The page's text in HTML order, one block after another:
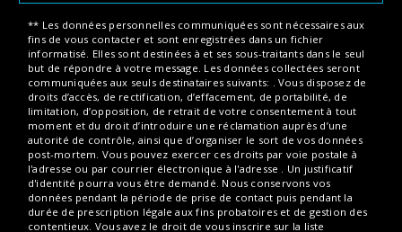
** Les données personnelles communiquées sont nécessaires aux
fins de vous contacter et sont enregistrées dans un fichier
informatisé. Elles sont destinées à et ses sous-traitants dans le seul
but de répondre à votre message. Les données collectées seront
communiquées aux seuls destinataires suivants: . Vous disposez de
droits d’accès, de rectification, d’effacement, de portabilité, de
limitation, d’opposition, de retrait de votre consentement à tout
moment et du droit d’introduire une réclamation auprès d’une
autorité de contrôle, ainsi que d’organiser le sort de vos données
post-mortem. Vous pouvez exercer ces droits par voie postale à
l'adresse ou par courrier électronique à l'adresse . Un justificatif
d'identité pourra vous être demandé. Nous conservons vos
données pendant la période de prise de contact puis pendant la
durée de prescription légale aux fins probatoires et de gestion des
contentieux. Vous avez le droit de vous inscrire sur la liste